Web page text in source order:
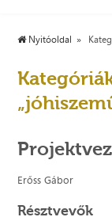
Nyitóoldal
Erőss Gábor
Résztvevők